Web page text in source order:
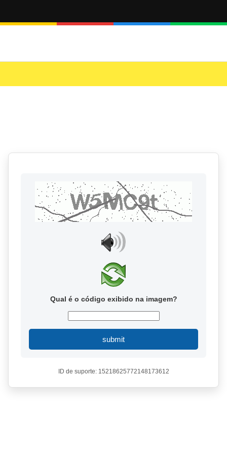
Qual é o código exibido na imagem?
submit
ID de suporte: 15218625772148173612